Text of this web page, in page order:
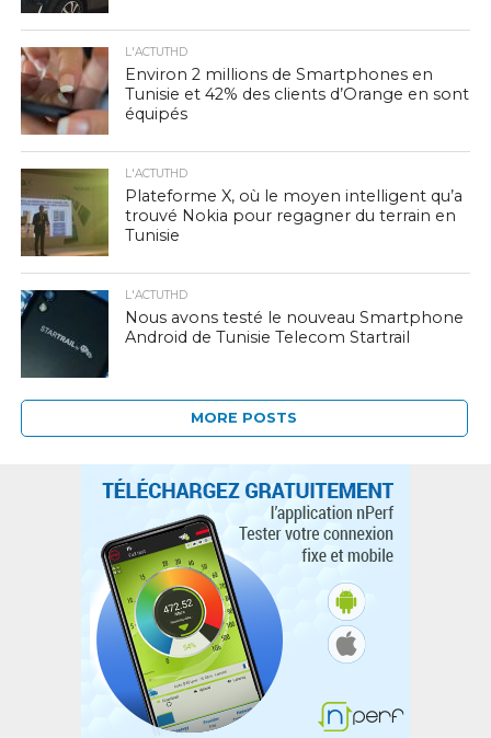
L'ACTUTHD
Environ 2 millions de Smartphones en
Tunisie et 42% des clients d’Orange en sont
équipés
L'ACTUTHD
Plateforme X, où le moyen intelligent qu’a
trouvé Nokia pour regagner du terrain en
Tunisie
L'ACTUTHD
Nous avons testé le nouveau Smartphone
Android de Tunisie Telecom Startrail
MORE POSTS